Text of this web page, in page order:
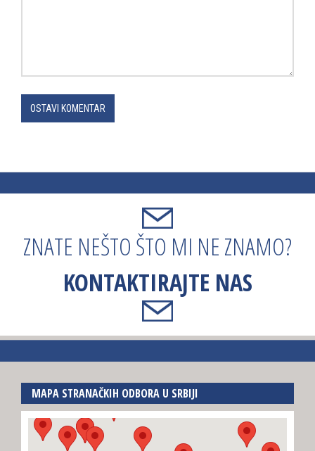
OSTAVI KOMENTAR
ZNATE NEŠTO ŠTO MI NE ZNAMO?
KONTAKTIRAJTE NAS
MAPA STRANAČKIH ODBORA U SRBIJI